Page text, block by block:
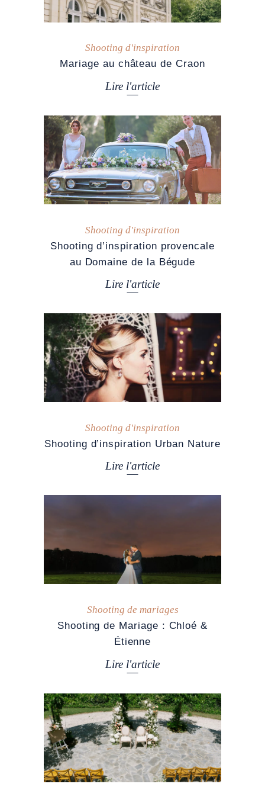
Shooting d'inspiration
Mariage au château de Craon
Lire l'article
Shooting d'inspiration
Shooting d’inspiration provencale
au Domaine de la Bégude
Lire l'article
Shooting d'inspiration
Shooting d’inspiration Urban Nature
Lire l'article
Shooting de mariages
Shooting de Mariage : Chloé &
Étienne
Lire l'article